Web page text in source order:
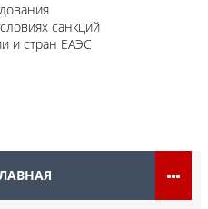
санкций
и стран ЕАЭС